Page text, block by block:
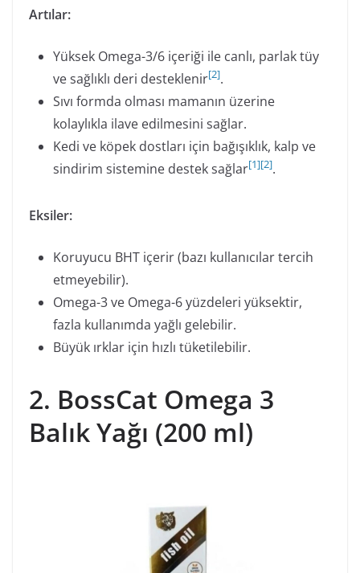
Artılar:
Yüksek Omega-3/6 içeriği ile canlı, parlak tüy
ve sağlıklı deri desteklenir[2].
Sıvı formda olması mamanın üzerine
kolaylıkla ilave edilmesini sağlar.
Kedi ve köpek dostları için bağışıklık, kalp ve
sindirim sistemine destek sağlar[1][2].
Eksiler:
Koruyucu BHT içerir (bazı kullanıcılar tercih
etmeyebilir).
Omega-3 ve Omega-6 yüzdeleri yüksektir,
fazla kullanımda yağlı gelebilir.
Büyük ırklar için hızlı tüketilebilir.
2. BossCat Omega 3
Balık Yağı (200 ml)